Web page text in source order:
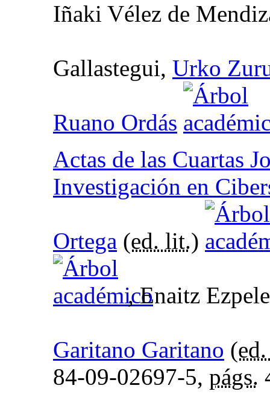
Iñaki Vélez de
Gallastegui, Urko
Ruano Ordás
Actas de las Cuartas
Investigación en
Ortega (ed. lit.)
, Enaitz
Garitano Garitano (
84-09-02697-5, págs.